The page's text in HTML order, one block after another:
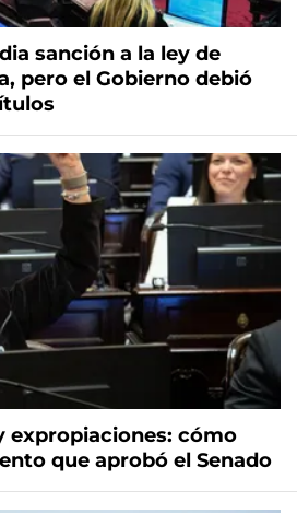
sanción a la ley de
pero el Gobierno debió
expropiaciones: cómo
que aprobó el Senado